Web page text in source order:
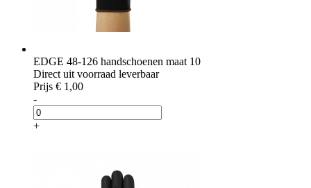
EDGE 48-126 handschoenen maat 10
Direct uit voorraad leverbaar
Prijs € 1,00
-
+